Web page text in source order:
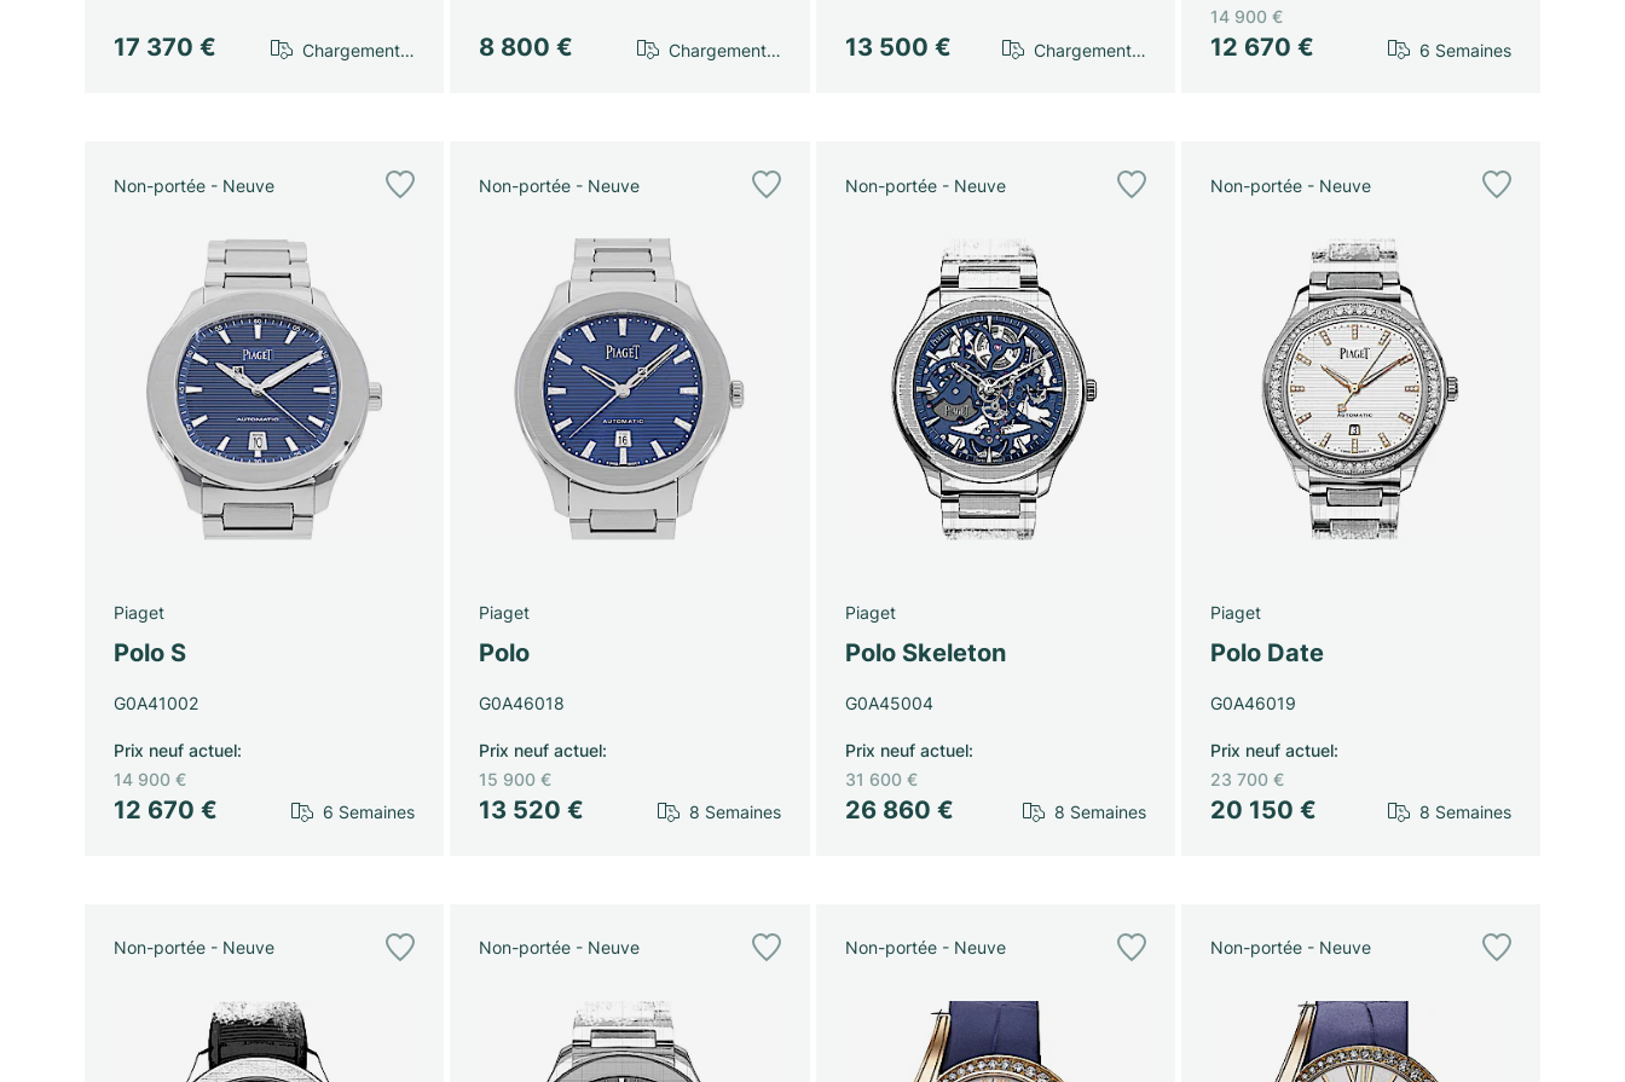
17 370 € Chargement… 8 800 € Chargement… 13 500 € Chargement… 12 670 €
14 900 €
6 Semaines
Non-portée - Neuve
Piaget
Polo S
G0A41002
12 670 €
Prix neuf actuel:
14 900 €
6 Semaines
Non-portée - Neuve
Piaget
Polo
G0A46018
13 520 €
Prix neuf actuel:
15 900 €
8 Semaines
Non-portée - Neuve
Piaget
Polo Skeleton
G0A45004
26 860 €
Prix neuf actuel:
31 600 €
8 Semaines
Non-portée - Neuve
Piaget
Polo Date
G0A46019
20 150 €
Prix neuf actuel:
23 700 €
8 Semaines
Non-portée - Neuve Non-portée - Neuve Non-portée - Neuve Non-portée - Neuve